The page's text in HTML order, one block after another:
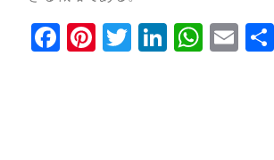
Facebook
Pinterest
Twitter
LinkedIn